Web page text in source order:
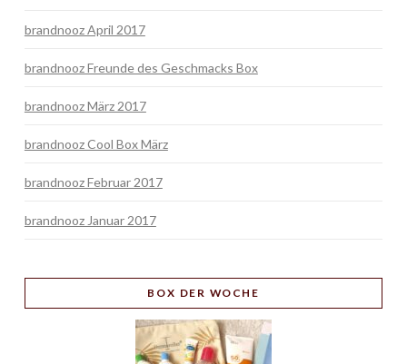
brandnooz April 2017
brandnooz Freunde des Geschmacks Box
brandnooz März 2017
brandnooz Cool Box März
brandnooz Februar 2017
brandnooz Januar 2017
BOX DER WOCHE